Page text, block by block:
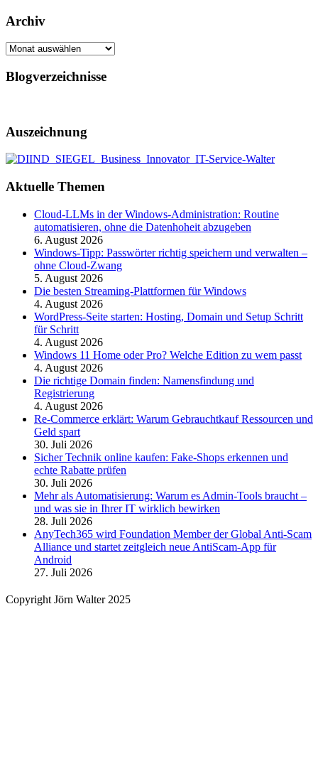
Archiv
Archiv
Blogverzeichnisse
Auszeichnung
Aktuelle Themen
Cloud-LLMs in der Windows-Administration: Routine
automatisieren, ohne die Datenhoheit abzugeben
6. August 2026
Windows-Tipp: Passwörter richtig speichern und verwalten –
ohne Cloud-Zwang
5. August 2026
Die besten Streaming-Plattformen für Windows
4. August 2026
WordPress-Seite starten: Hosting, Domain und Setup Schritt
für Schritt
4. August 2026
Windows 11 Home oder Pro? Welche Edition zu wem passt
4. August 2026
Die richtige Domain finden: Namensfindung und
Registrierung
4. August 2026
Re-Commerce erklärt: Warum Gebrauchtkauf Ressourcen und
Geld spart
30. Juli 2026
Sicher Technik online kaufen: Fake-Shops erkennen und
echte Rabatte prüfen
30. Juli 2026
Mehr als Automatisierung: Warum es Admin-Tools braucht –
und was sie in Ihrer IT wirklich bewirken
28. Juli 2026
AnyTech365 wird Foundation Member der Global Anti-Scam
Alliance und startet zeitgleich neue AntiScam-App für
Android
27. Juli 2026
Copyright Jörn Walter 2025